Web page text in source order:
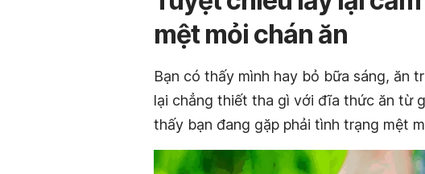
mệt mỏi chán ăn
Bạn có thấy mình hay bỏ bữa sáng, ăn
lại chẳng thiết tha gì với đĩa thức ăn từ
thấy bạn đang gặp phải tình trạng mệt